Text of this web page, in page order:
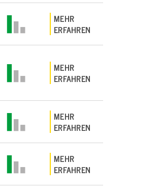
MEHR
ERFAHREN
MEHR
ERFAHREN
MEHR
ERFAHREN
MEHR
ERFAHREN